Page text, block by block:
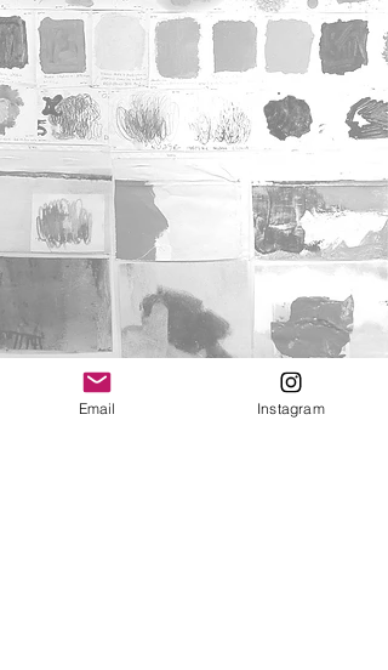
Email Instagram